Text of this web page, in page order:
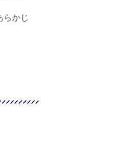
らかじ